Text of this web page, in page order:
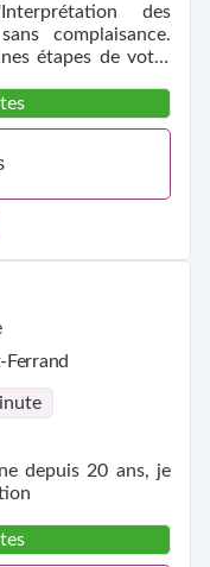
des
complaisance.
étapes de votre
depuis 20 ans, je